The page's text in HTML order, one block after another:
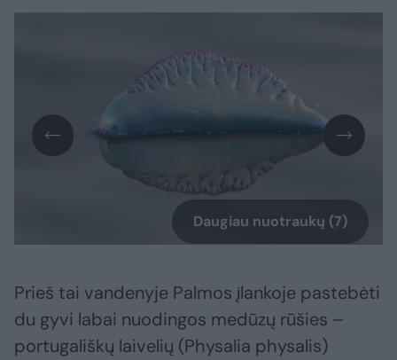
Daugiau nuotraukų (7)
Prieš tai vandenyje Palmos įlankoje pastebėti
du gyvi labai nuodingos medūzų rūšies –
portugališkų laivelių (Physalia physalis)